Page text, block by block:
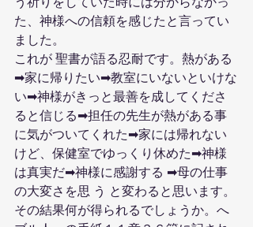
た、神様への信頼を感じたと言ってい
ました。
これが 聖書が語る忍耐です。熱がある
➡家に帰りたい➡教室にいないといけな
い➡神様がきっと最善を成してくださ
ると信じる➡担任の先生が熱がある事
に気がついてくれた➡家には帰れない
けど、保健室でゆっくり休めた➡神様
は真実だ➡神様に感謝する ➡母の仕事
の大変さを思 う と変わると思います。
その結果何が得られるでしょうか。へ